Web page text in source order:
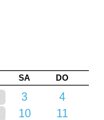
SA DO
3
4
10
11